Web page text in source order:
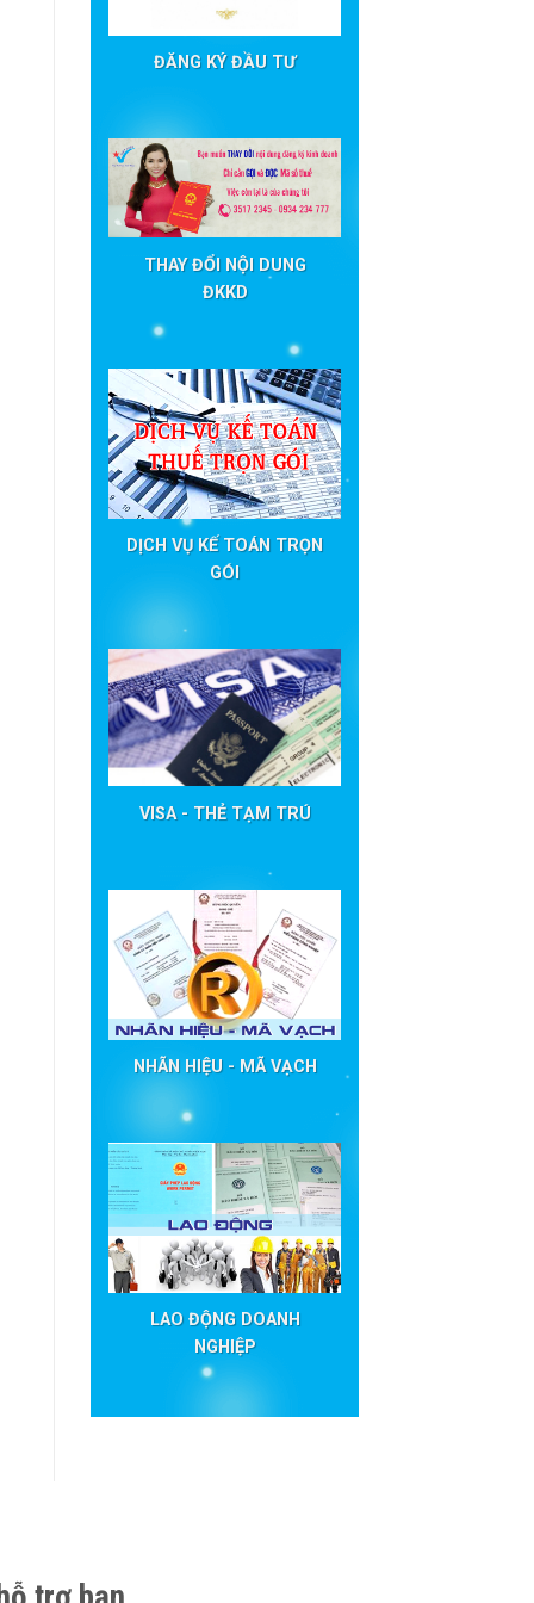
ĐĂNG KÝ ĐẦU TƯ
THAY ĐỔI NỘI DUNG
ĐKKD
DỊCH VỤ KẾ TOÁN TRỌN
GÓI
VISA - THẺ TẠM TRÚ
NHÃN HIỆU - MÃ VẠCH
LAO ĐỘNG DOANH
NGHIỆP